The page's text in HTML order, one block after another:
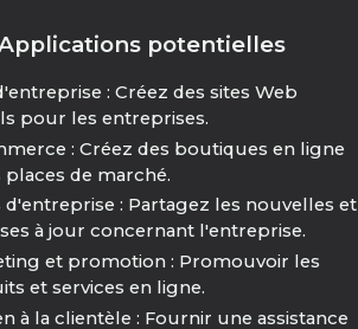
potentielles
: Créez des sites Web
pour les entreprises.
: Créez des boutiques en ligne
places de marché.
d'entreprise : Partagez les nouvelles et
à jour concernant l'entreprise.
et promotion : Promouvoir les
et services en ligne.
à la clientèle : Fournir une assistance